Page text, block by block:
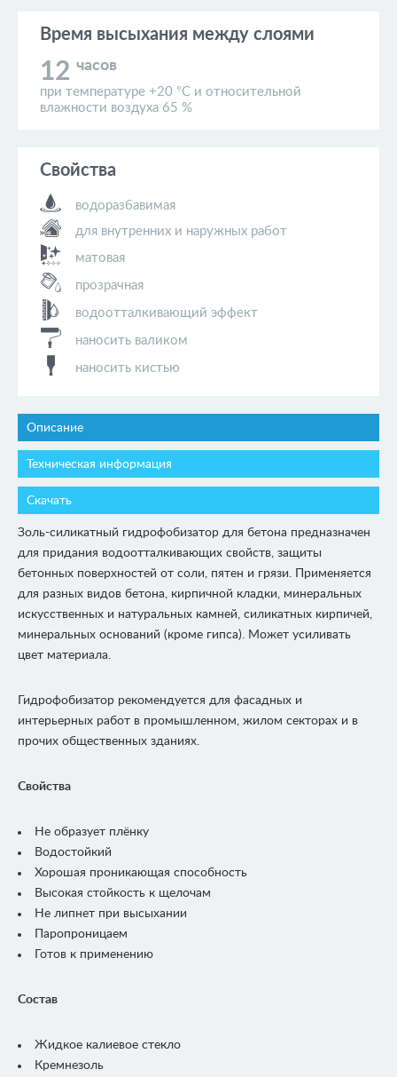
Время высыхания между слоями
12 часов
при температуре +20 °C и относительной
влажности воздуха 65 %
Свойства
водоразбавимая
для внутренних и наружных работ
матовая
прозрачная
водоотталкивающий эффект
наносить валиком
наносить кистью
Описание
Техническая информация
Скачать
Золь-силикатный гидрофобизатор для бетона предназначен
для придания водоотталкивающих свойств, защиты
бетонных поверхностей от соли, пятен и грязи. Применяется
для разных видов бетона, кирпичной кладки, минеральных
искусственных и натуральных камней, силикатных кирпичей,
минеральных оснований (кроме гипса). Может усиливать
цвет материала.
Гидрофобизатор рекомендуется для фасадных и
интерьерных работ в промышленном, жилом секторах и в
прочих общественных зданиях.
Свойства
Не образует плёнку
Водостойкий
Хорошая проникающая способность
Высокая стойкость к щелочам
Не липнет при высыхании
Паропроницаем
Готов к применению
Состав
Жидкое калиевое стекло
Кремнезоль